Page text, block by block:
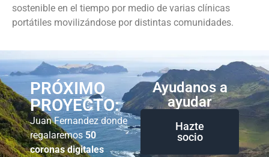
sostenible en el tiempo por medio de varias clínicas
portátiles movilizándose por distintas comunidades.
PRÓXIMO
PROYECTO:
Juan Fernandez donde
regalaremos 50
coronas digitales
Ayudanos a
ayudar
Hazte
socio